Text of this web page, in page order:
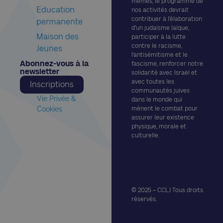
nos activités devrait
contribuer à l’élaboration
d’un judaïsme laïque,
participer à la lutte
contre le racisme,
l’antisémitisme et le
fascisme, renforcer notre
solidarité avec Israël et
avec toutes les
communautés juives
dans le monde qui
mènent le combat pour
assurer leur existence
physique, morale et
culturelle.
© 2025 – CCLJ Tous droits
réservés.
Education
permanente
Maison des
Jeunes
Abonnez-vous à la
newsletter​
Inscriptions
Vie Privée &
Cookies